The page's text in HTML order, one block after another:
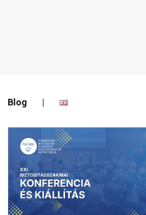
Blog |